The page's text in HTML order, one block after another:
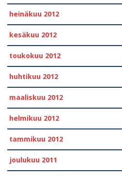
heinäkuu 2012
kesäkuu 2012
toukokuu 2012
huhtikuu 2012
maaliskuu 2012
helmikuu 2012
tammikuu 2012
joulukuu 2011